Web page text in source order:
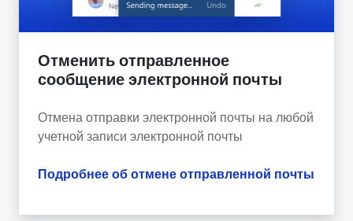
Отменить отправленное
сообщение электронной почты
Отмена отправки электронной почты на любой
учетной записи электронной почты
Подробнее об отмене отправленной почты